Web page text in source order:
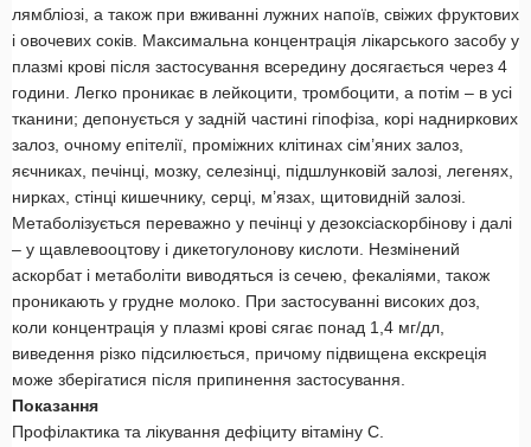
лямбліозі, а також при вживанні лужних напоїв, свіжих фруктових
і овочевих соків. Максимальна концентрація лікарського засобу у
плазмі крові після застосування всередину досягається через 4
години. Легко проникає в лейкоцити, тромбоцити, а потім – в усі
тканини; депонується у задній частині гіпофіза, корі надниркових
залоз, очному епітелії, проміжних клітинах сім’яних залоз,
яєчниках, печінці, мозку, селезінці, підшлунковій залозі, легенях,
нирках, стінці кишечнику, серці, м’язах, щитовидній залозі.
Метаболізується переважно у печінці у дезоксіаскорбінову і далі
– у щавлевооцтову і дикетогулонову кислоти. Незмінений
аскорбат і метаболіти виводяться із сечею, фекаліями, також
проникають у грудне молоко. При застосуванні високих доз,
коли концентрація у плазмі крові сягає понад 1,4 мг/дл,
виведення різко підсилюється, причому підвищена екскреція
може зберігатися після припинення застосування.
Показання
Профілактика та лікування дефіциту вітаміну С.